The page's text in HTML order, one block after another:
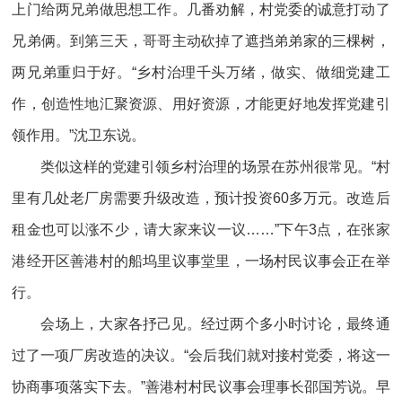
上门给两兄弟做思想工作。几番劝解，村党委的诚意打动了
兄弟俩。到第三天，哥哥主动砍掉了遮挡弟弟家的三棵树，
两兄弟重归于好。“乡村治理千头万绪，做实、做细党建工
作，创造性地汇聚资源、用好资源，才能更好地发挥党建引
领作用。”沈卫东说。
类似这样的党建引领乡村治理的场景在苏州很常见。“村
里有几处老厂房需要升级改造，预计投资60多万元。改造后
租金也可以涨不少，请大家来议一议……”下午3点，在张家
港经开区善港村的船坞里议事堂里，一场村民议事会正在举
行。
会场上，大家各抒己见。经过两个多小时讨论，最终通
过了一项厂房改造的决议。“会后我们就对接村党委，将这一
协商事项落实下去。”善港村村民议事会理事长邵国芳说。早